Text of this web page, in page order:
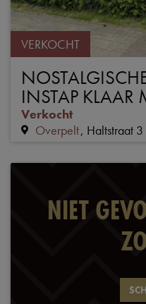
VERKOCHT
INSTAP KLAAR
Verkocht
Overpelt Haltstraat 3
NIET